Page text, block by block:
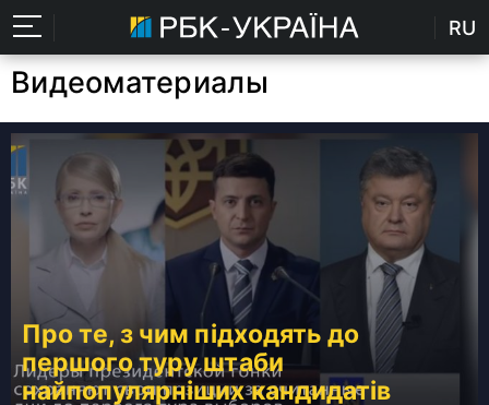
RU
Видеоматериалы
Про те, з чим підходять до
першого туру штаби
найпопулярніших кандидатів